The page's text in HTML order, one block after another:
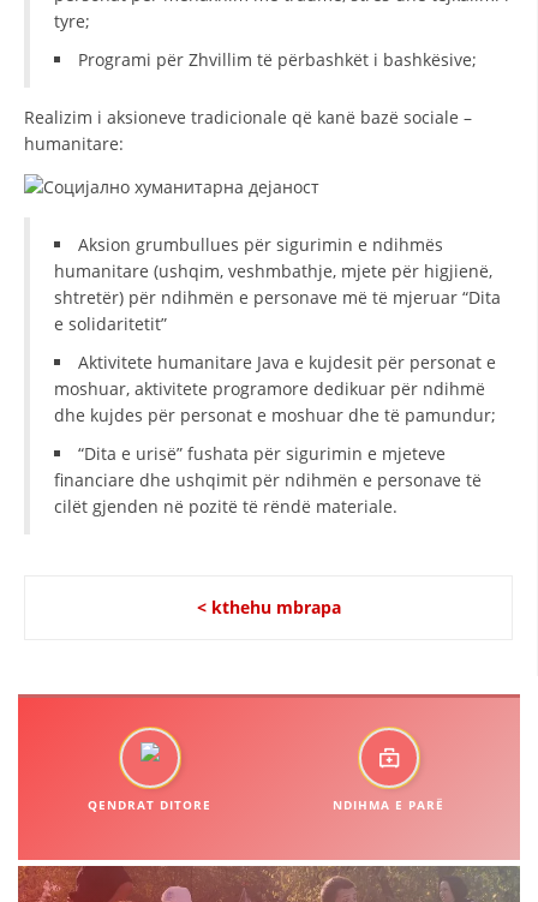
PËRGATITSHMËRI DHE VEPRIM GJATË KATASTROFAVE
PROJEKTE
MARRDHËNJE ME PUBLIKUN
HULUMTIMI I OPINIONIT PUBLIK
BASHKËPUNIM NDËRKOMBËTAR
MARRËVESHJE
MENAXHIM ME VULLNETARË
KUSH JEMI NE
tyre;
Programi për Zhvillim të përbashkët i bashkësive;
Realizim i aksioneve tradicionale që kanë bazë sociale –
humanitare:
Aksion grumbullues për sigurimin e ndihmës
humanitare (ushqim, veshmbathje, mjete për higjienë,
shtretër) për ndihmën e personave më të mjeruar “Dita
e solidaritetit”
Aktivitete humanitare Java e kujdesit për personat e
moshuar, aktivitete programore dedikuar për ndihmë
dhe kujdes për personat e moshuar dhe të pamundur;
“Dita e urisë” fushata për sigurimin e mjeteve
financiare dhe ushqimit për ndihmën e personave të
cilët gjenden në pozitë të rëndë materiale.
< kthehu mbrapa
QENDRAT DITORE NDIHMA E PARË